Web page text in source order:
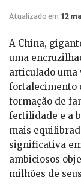
Atualizado em 12
A China,
uma
articulado uma
fortalecimento
formação de
fertilidade e a
mais
significativa
ambiciosos
milhões de